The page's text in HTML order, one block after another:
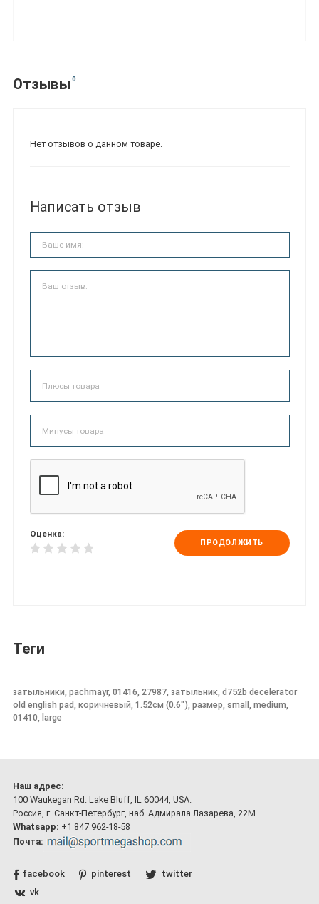
Отзывы 0
Нет отзывов о данном товаре.
Написать отзыв
Оценка:
ПРОДОЛЖИТЬ
Теги
затыльники, pachmayr, 01416, 27987, затыльник, d752b decelerator
old english pad, коричневый, 1.52см (0.6"), размер, small, medium,
01410, large
Наш адрес:
100 Waukegan Rd. Lake Bluff, IL 60044, USA.
Россия, г. Санкт-Петербург, наб. Адмирала Лазарева, 22М
Whatsapp: +1 847 962-18-58
Почта:
facebook pinterest
twitter
vk